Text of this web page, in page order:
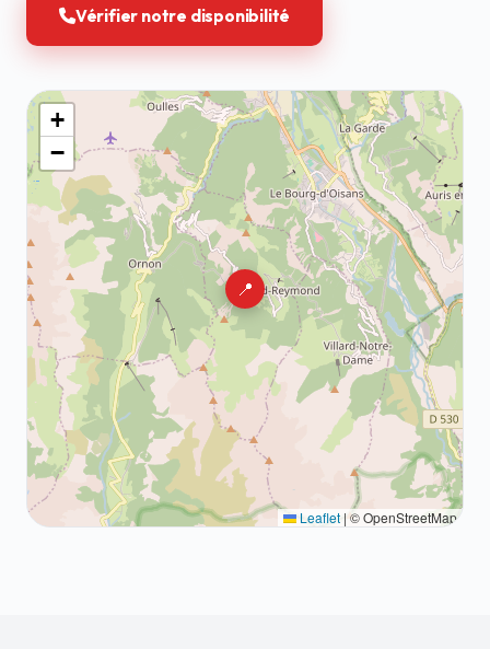
Vérifier notre disponibilité
📍
+
−
Leaflet |© OpenStreetMap